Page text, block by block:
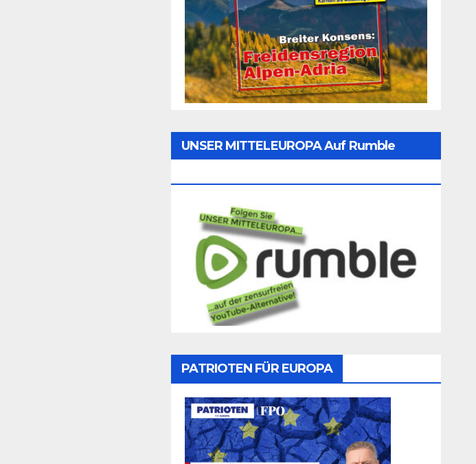
UNSER MITTELEUROPA Auf Rumble
PATRIOTEN FÜR EUROPA